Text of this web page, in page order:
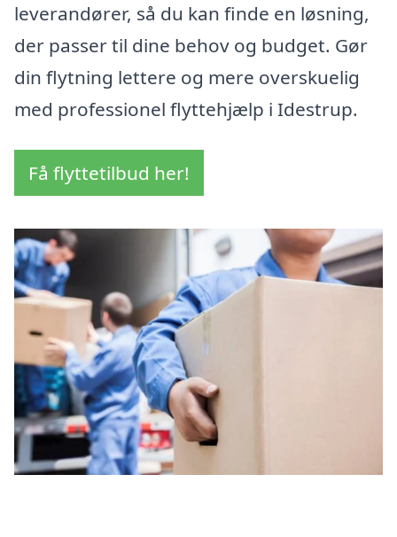
leverandører, så du kan finde en løsning,
der passer til dine behov og budget. Gør
din flytning lettere og mere overskuelig
med professionel flyttehjælp i Idestrup.
Få flyttetilbud her!